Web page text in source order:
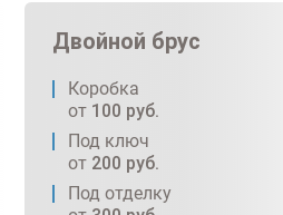
Двойной брус
Коробка
от 100 руб.
Под ключ
от 200 руб.
Под отделку